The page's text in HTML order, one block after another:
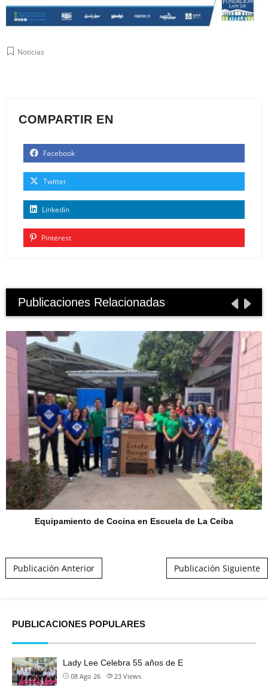
Noticias
COMPARTIR EN
Facebook
Twitter
Linkedin
Pinterest
Publicaciones Relacionadas
Equipamiento de Cocina en Escuela de La Ceiba
Publicación Anterior Publicación Siguiente
PUBLICACIONES POPULARES
Lady Lee Celebra 55 años de E
08 Ago 26 23 Views